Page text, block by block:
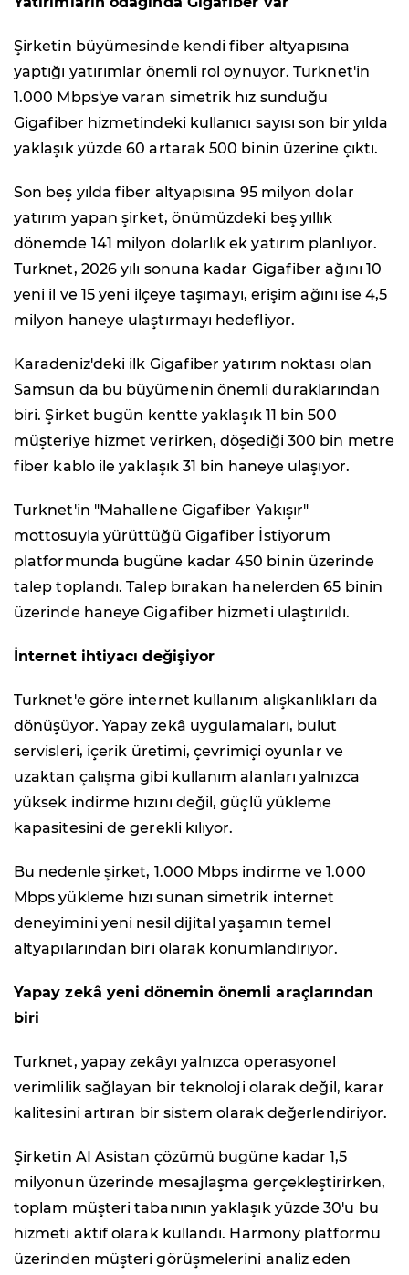
Şirketin büyümesinde kendi fiber altyapısına
yaptığı yatırımlar önemli rol oynuyor. Turknet'in
1.000 Mbps'ye varan simetrik hız sunduğu
Gigafiber hizmetindeki kullanıcı sayısı son bir yılda
yaklaşık yüzde 60 artarak 500 binin üzerine çıktı.
Son beş yılda fiber altyapısına 95 milyon dolar
yatırım yapan şirket, önümüzdeki beş yıllık
dönemde 141 milyon dolarlık ek yatırım planlıyor.
Turknet, 2026 yılı sonuna kadar Gigafiber ağını 10
yeni il ve 15 yeni ilçeye taşımayı, erişim ağını ise 4,5
milyon haneye ulaştırmayı hedefliyor.
Karadeniz'deki ilk Gigafiber yatırım noktası olan
Samsun da bu büyümenin önemli duraklarından
biri. Şirket bugün kentte yaklaşık 11 bin 500
müşteriye hizmet verirken, döşediği 300 bin metre
fiber kablo ile yaklaşık 31 bin haneye ulaşıyor.
Turknet'in "Mahallene Gigafiber Yakışır"
mottosuyla yürüttüğü Gigafiber İstiyorum
platformunda bugüne kadar 450 binin üzerinde
talep toplandı. Talep bırakan hanelerden 65 binin
üzerinde haneye Gigafiber hizmeti ulaştırıldı.
İnternet ihtiyacı değişiyor
Turknet'e göre internet kullanım alışkanlıkları da
dönüşüyor. Yapay zekâ uygulamaları, bulut
servisleri, içerik üretimi, çevrimiçi oyunlar ve
uzaktan çalışma gibi kullanım alanları yalnızca
yüksek indirme hızını değil, güçlü yükleme
kapasitesini de gerekli kılıyor.
Bu nedenle şirket, 1.000 Mbps indirme ve 1.000
Mbps yükleme hızı sunan simetrik internet
deneyimini yeni nesil dijital yaşamın temel
altyapılarından biri olarak konumlandırıyor.
Yapay zekâ yeni dönemin önemli araçlarından
biri
Turknet, yapay zekâyı yalnızca operasyonel
verimlilik sağlayan bir teknoloji olarak değil, karar
kalitesini artıran bir sistem olarak değerlendiriyor.
Şirketin AI Asistan çözümü bugüne kadar 1,5
milyonun üzerinde mesajlaşma gerçekleştirirken,
toplam müşteri tabanının yaklaşık yüzde 30'u bu
hizmeti aktif olarak kullandı. Harmony platformu
üzerinden müşteri görüşmelerini analiz eden